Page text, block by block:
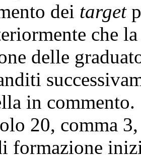
dei target
che
delle
in commento.
20, comma 3,
formazione